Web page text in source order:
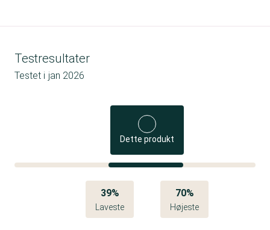
Testresultater
Testet i jan 2026
Dette produkt
39%
Laveste
70%
Højeste